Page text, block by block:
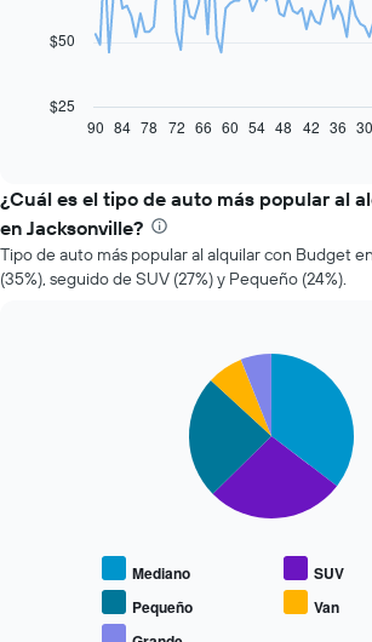
gráfico
muestra
el
precio
de
un
auto
$25
$50
90 84 78 72 66 60 54 48 42 36 30
¿Cuál es el tipo de auto más popular al
en Jacksonville?
Tipo de auto más popular al alquilar con Budget
(35%), seguido de SUV (27%) y Pequeño (24%).
promedio
Mediano
SUV
Pequeño
Van